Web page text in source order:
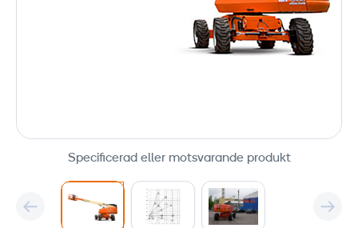
Specificerad eller motsvarande produkt